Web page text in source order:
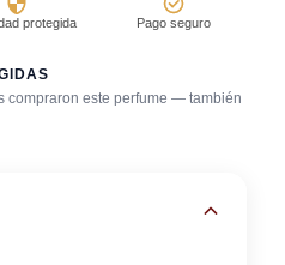
protegida Pago seguro
compraron este perfume — también